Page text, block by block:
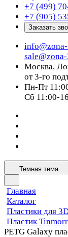
+7 (499)
+7 (905)
Заказать
Москва,
от 3-го
Пн-Пт
Сб 11:00-
Темная тема
Главная
Каталог
Пластики для
Пластик
PETG Galaxy